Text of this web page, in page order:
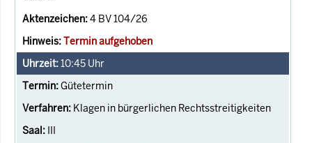
4 BV 104/26
Termin aufgehoben
10:45 Uhr
Gütetermin
Klagen in bürgerlichen Rechtsstreitigkeiten
III